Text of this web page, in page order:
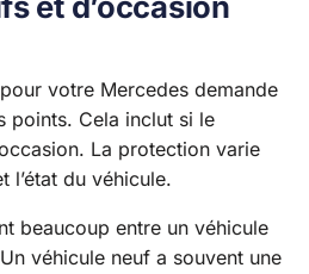
votre Mercedes demande
points. Cela inclut si le
La protection varie
l’état du véhicule.
beaucoup entre un véhicule
véhicule neuf a souvent une